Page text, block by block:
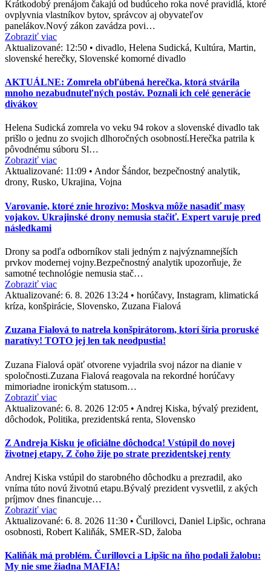
Krátkodobý prenájom čakajú od budúceho roka nové pravidlá, ktoré
ovplyvnia vlastníkov bytov, správcov aj obyvateľov
panelákov.Nový zákon zavádza povi…
Zobraziť viac
Aktualizované: 12:50 • divadlo, Helena Sudická, Kultúra, Martin,
slovenské herečky, Slovenské komorné divadlo
AKTUÁLNE: Zomrela obľúbená herečka, ktorá stvárila
mnoho nezabudnuteľných postáv. Poznali ich celé generácie
divákov
Helena Sudická zomrela vo veku 94 rokov a slovenské divadlo tak
prišlo o jednu zo svojich dlhoročných osobností.Herečka patrila k
pôvodnému súboru Sl…
Zobraziť viac
Aktualizované: 11:09 • Andor Šándor, bezpečnostný analytik,
drony, Rusko, Ukrajina, Vojna
Varovanie, ktoré znie hrozivo: Moskva môže nasadiť masy
vojakov. Ukrajinské drony nemusia stačiť. Expert varuje pred
následkami
Drony sa podľa odborníkov stali jedným z najvýznamnejších
prvkov modernej vojny.Bezpečnostný analytik upozorňuje, že
samotné technológie nemusia stač…
Zobraziť viac
Aktualizované: 6. 8. 2026 13:24 • horúčavy, Instagram, klimatická
kríza, konšpirácie, Slovensko, Zuzana Fialová
Zuzana Fialová to natrela konšpirátorom, ktorí šíria proruské
naratívy! TOTO jej len tak neodpustia!
Zuzana Fialová opäť otvorene vyjadrila svoj názor na dianie v
spoločnosti.Zuzana Fialová reagovala na rekordné horúčavy
mimoriadne ironickým statusom…
Zobraziť viac
Aktualizované: 6. 8. 2026 12:05 • Andrej Kiska, bývalý prezident,
dôchodok, Politika, prezidentská renta, Slovensko
Z Andreja Kisku je oficiálne dôchodca! Vstúpil do novej
životnej etapy. Z čoho žije po strate prezidentskej renty
Andrej Kiska vstúpil do starobného dôchodku a prezradil, ako
vníma túto novú životnú etapu.Bývalý prezident vysvetlil, z akých
príjmov dnes financuje…
Zobraziť viac
Aktualizované: 6. 8. 2026 11:30 • Čurillovci, Daniel Lipšic, ochrana
osobnosti, Robert Kaliňák, SMER-SD, žaloba
Kaliňák má problém. Čurillovci a Lipšic na ňho podali žalobu:
My nie sme žiadna MAFIA!